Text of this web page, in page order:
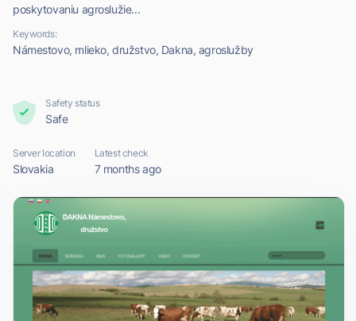
poskytovaniu agroslužie...
Keywords:
Námestovo, mlieko, družstvo, Dakna, agroslužby
Safety status
Safe
Server location
Slovakia
Latest check
7 months ago